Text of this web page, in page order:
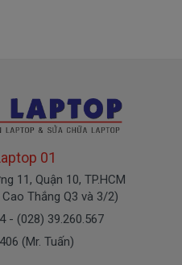
loại pin cho dell
lượng bèo béo beo giá
01
11, Quận 10, TP.HCM
Thắng Q3 và 3/2)
- (028) 39.260.567
(Mr. Tuấn)